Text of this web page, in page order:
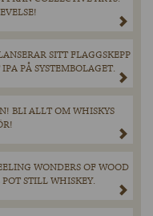
SITT FLAGGSKEPP
PÅ SYSTEMBOLAGET.
BLI ALLT OM WHISKYS
WONDERS OF WOOD
STILL WHISKEY.